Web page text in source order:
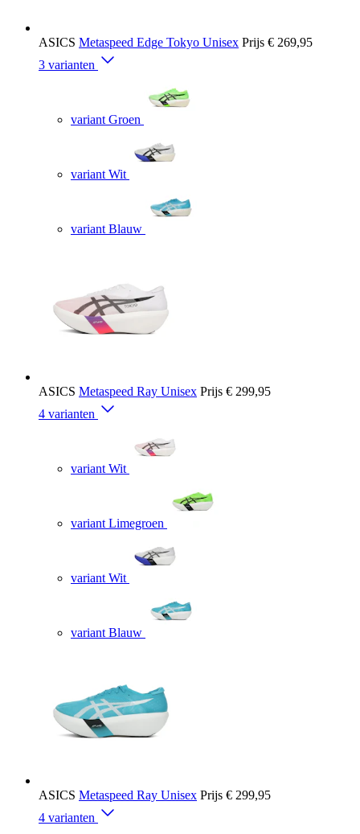
ASICS Metaspeed Edge Tokyo Unisex Prijs € 269,95
3 varianten
variant Groen
variant Wit
variant Blauw
ASICS Metaspeed Ray Unisex Prijs € 299,95
4 varianten
variant Wit
variant Limegroen
variant Wit
variant Blauw
ASICS Metaspeed Ray Unisex Prijs € 299,95
4 varianten